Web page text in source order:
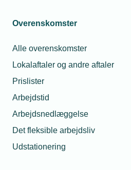
Overenskomster
Alle overenskomster
Lokalaftaler og andre aftaler
Prislister
Arbejdstid
Arbejdsnedlæggelse
Det fleksible arbejdsliv
Udstationering